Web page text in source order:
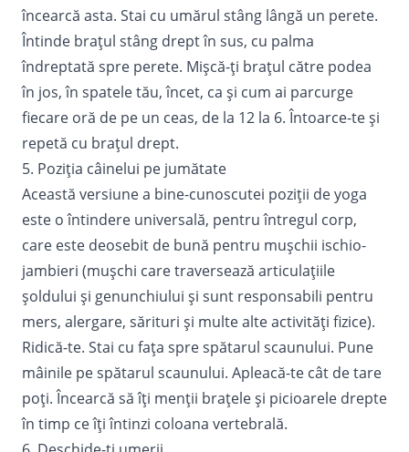
încearcă asta. Stai cu umărul stâng lângă un perete.
Întinde brațul stâng drept în sus, cu palma
îndreptată spre perete. Mișcă-ți brațul către podea
în jos, în spatele tău, încet, ca și cum ai parcurge
fiecare oră de pe un ceas, de la 12 la 6. Întoarce-te și
repetă cu brațul drept.
5. Poziția câinelui pe jumătate
Această versiune a bine-cunoscutei poziții de yoga
este o întindere universală, pentru întregul corp,
care este deosebit de bună pentru mușchii ischio-
jambieri (mușchi care traversează articulațiile
șoldului și genunchiului și sunt responsabili pentru
mers, alergare, sărituri și multe alte activități fizice).
Ridică-te. Stai cu fața spre spătarul scaunului. Pune
mâinile pe spătarul scaunului. Apleacă-te cât de tare
poți. Încearcă să îți menții brațele și picioarele drepte
în timp ce îți întinzi coloana vertebrală.